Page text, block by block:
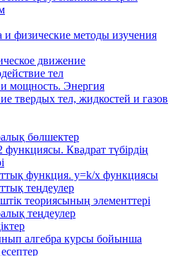
и физические методы изучения
движение
тел
и мощность. Энергия
твердых тел, жидкостей и газов
бөлшектер
функциясы. Квадрат түбірдің
функция. у=k/x функциясы
теңдеулер
теориясының элементтері
теңдеулер
алгебра курсы бойынша